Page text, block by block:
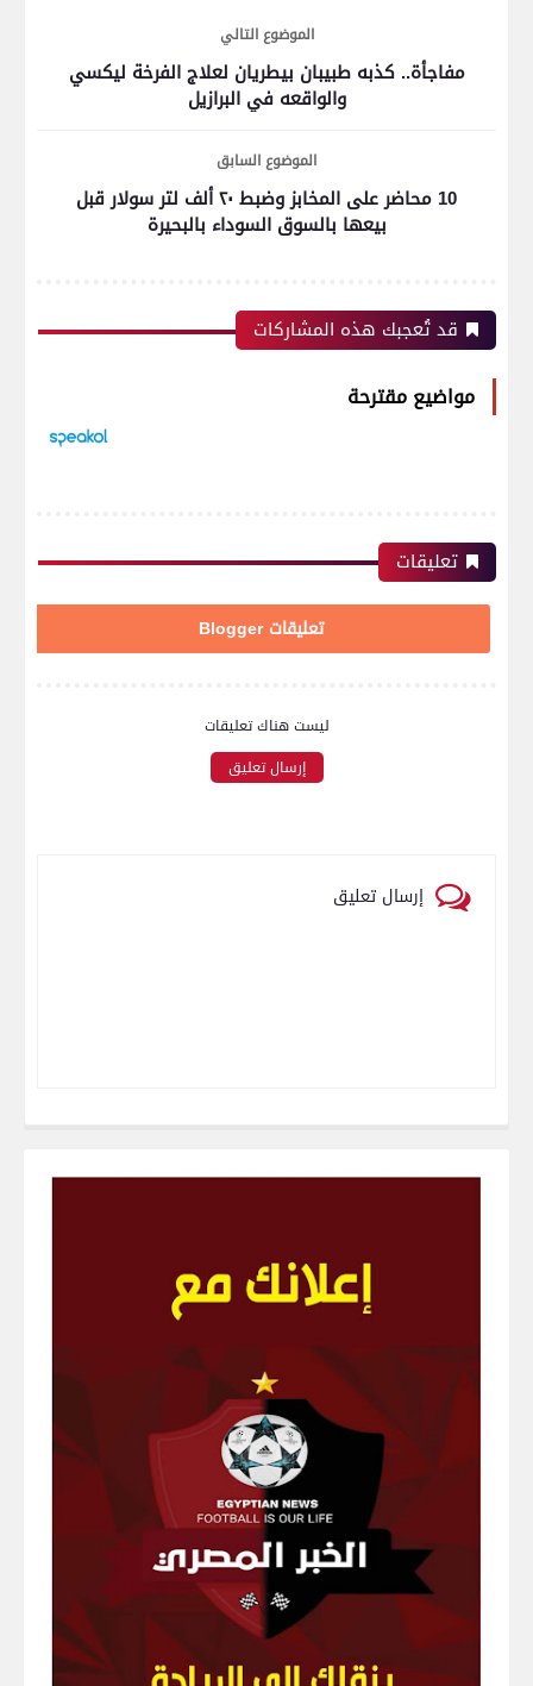
الموضوع التالي
مفاجأة.. كذبه طبيبان بيطريان لعلاج الفرخة ليكسي
والواقعه في البرازيل
الموضوع السابق
10 محاضر على المخابز وضبط ٢٠ ألف لتر سولار قبل
بيعها بالسوق السوداء بالبحيرة
قد تُعجبك هذه المشاركات
مواضيع مقترحة
تعليقات
تعليقات Blogger
ليست هناك تعليقات
إرسال تعليق
إرسال تعليق